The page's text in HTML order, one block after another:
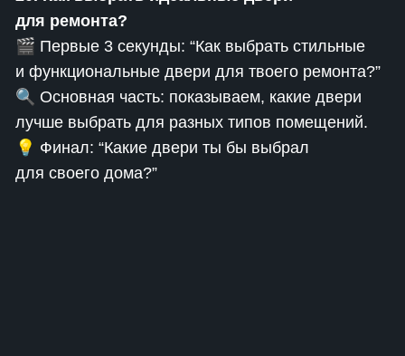
для ремонта?
🎬 Первые 3 секунды: “Как выбрать стильные
и функциональные двери для твоего ремонта?”
🔍 Основная часть: показываем, какие двери
лучше выбрать для разных типов помещений.
💡 Финал: “Какие двери ты бы выбрал
для своего дома?”